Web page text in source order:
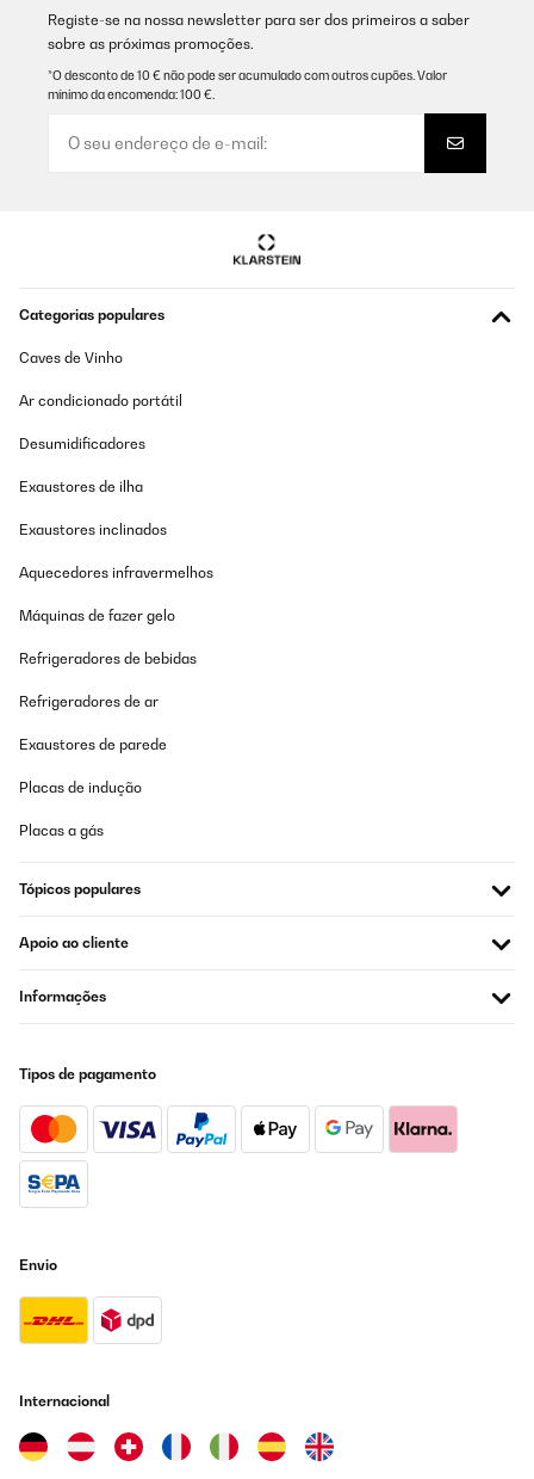
Registe-se na nossa newsletter para ser dos primeiros a saber
sobre as próximas promoções.
*O desconto de 10 € não pode ser acumulado com outros cupões. Valor
mínimo da encomenda: 100 €.
Categorias populares
Caves de Vinho
Ar condicionado portátil
Desumidificadores
Exaustores de ilha
Exaustores inclinados
Aquecedores infravermelhos
Máquinas de fazer gelo
Refrigeradores de bebidas
Refrigeradores de ar
Exaustores de parede
Placas de indução
Placas a gás
Tópicos populares
Apoio ao cliente
Informações
Tipos de pagamento
Envio
Internacional